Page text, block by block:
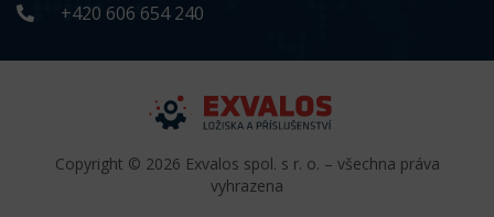
+420 606 654 240
Copyright © 2026 Exvalos spol. s r. o. – všechna práva
vyhrazena